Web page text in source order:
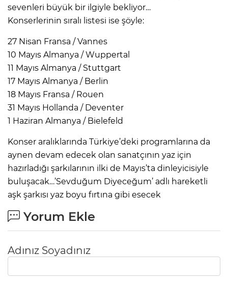
sevenleri büyük bir ilgiyle bekliyor…
Konserlerinin sıralı listesi ise şöyle:
27 Nisan Fransa / Vannes
10 Mayıs Almanya / Wuppertal
11 Mayıs Almanya / Stuttgart
17 Mayıs Almanya / Berlin
18 Mayıs Fransa / Rouen
31 Mayıs Hollanda / Deventer
1 Haziran Almanya / Bielefeld
Konser aralıklarında Türkiye’deki programlarına da
aynen devam edecek olan sanatçının yaz için
hazırladığı şarkılarının ilki de Mayıs’ta dinleyicisiyle
buluşacak…’Sevduğum Diyeceğum’ adlı hareketli
aşk şarkısı yaz boyu fırtına gibi esecek
Yorum Ekle
Adınız Soyadınız